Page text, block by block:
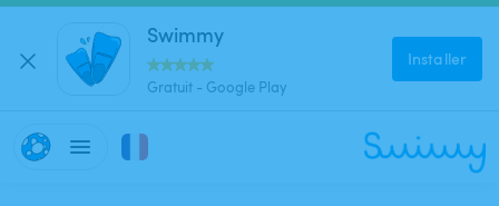
Swimmy
Gratuit - Google Play
Installer